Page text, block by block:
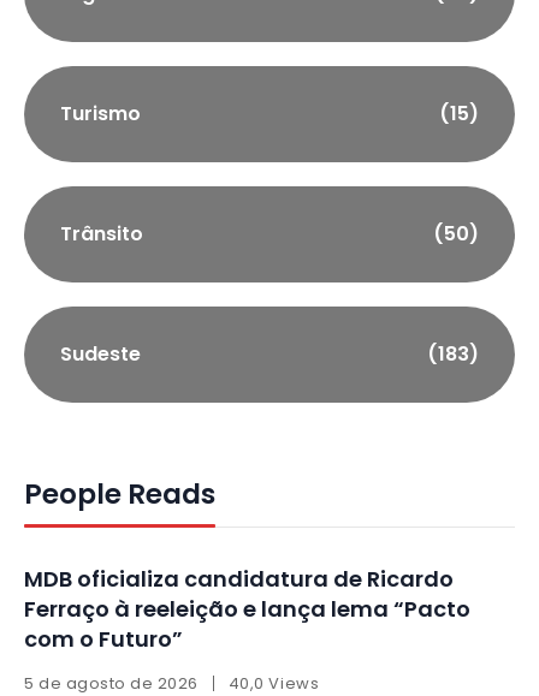
Turismo (15)
Trânsito (50)
Sudeste (183)
People Reads
MDB oficializa candidatura de Ricardo
Ferraço à reeleição e lança lema “Pacto
com o Futuro”
5 de agosto de 2026 40,0 Views